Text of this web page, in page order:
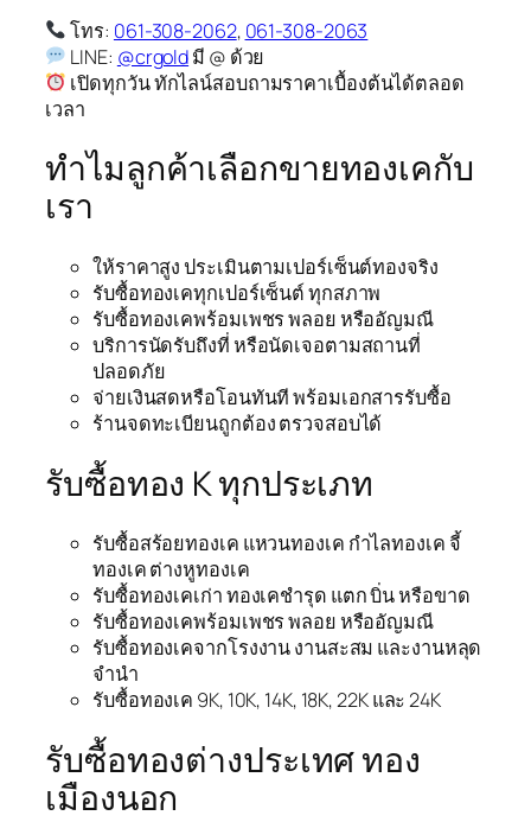
โทร: 061-308-2062, 061-308-2063
LINE: @crgoldมี @ ด้วย
เปิดทุกวัน ทักไลน์สอบถามราคาเบื้องต้นได้ตลอด
เวลา
ทำไมลูกค้าเลือกขายทองเคกับ
เรา
ให้ราคาสูง ประเมินตามเปอร์เซ็นต์ทองจริง
รับซื้อทองเคทุกเปอร์เซ็นต์ ทุกสภาพ
รับซื้อทองเคพร้อมเพชร พลอย หรืออัญมณี
บริการนัดรับถึงที่ หรือนัดเจอตามสถานที่
ปลอดภัย
จ่ายเงินสดหรือโอนทันที พร้อมเอกสารรับซื้อ
ร้านจดทะเบียนถูกต้อง ตรวจสอบได้
รับซื้อทอง K ทุกประเภท
รับซื้อสร้อยทองเค แหวนทองเค กำไลทองเค จี้
ทองเค ต่างหูทองเค
รับซื้อทองเคเก่า ทองเคชำรุด แตก บิ่น หรือขาด
รับซื้อทองเคพร้อมเพชร พลอย หรืออัญมณี
รับซื้อทองเคจากโรงงาน งานสะสม และงานหลุด
จำนำ
รับซื้อทองเค 9K, 10K, 14K, 18K, 22K และ 24K
รับซื้อทองต่างประเทศ ทอง
เมืองนอก